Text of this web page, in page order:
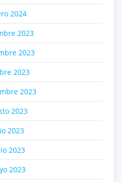
2024
2023
2023
2023
2023
2023
2023
2023
2023